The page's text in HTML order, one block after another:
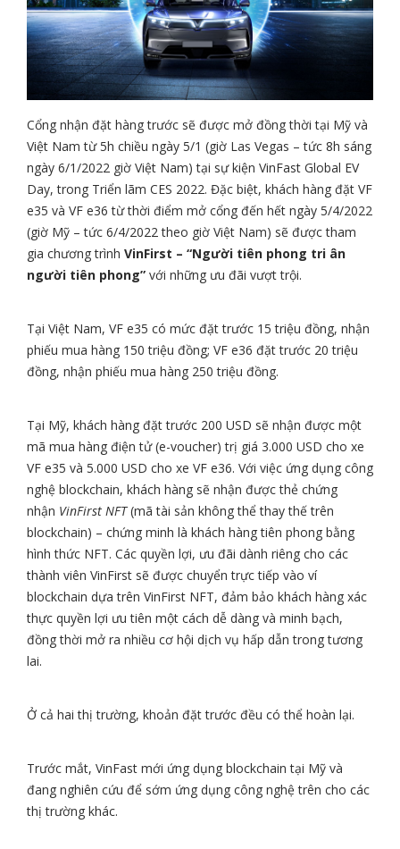
Cổng nhận đặt hàng trước sẽ được mở đồng thời tại Mỹ và
Việt Nam từ 5h chiều ngày 5/1 (giờ Las Vegas – tức 8h sáng
ngày 6/1/2022 giờ Việt Nam) tại sự kiện VinFast Global EV
Day, trong Triển lãm CES 2022. Đặc biệt, khách hàng đặt VF
e35 và VF e36 từ thời điểm mở cổng đến hết ngày 5/4/2022
(giờ Mỹ – tức 6/4/2022 theo giờ Việt Nam) sẽ được tham
gia chương trình VinFirst – “Người tiên phong tri ân
người tiên phong” với những ưu đãi vượt trội.
Tại Việt Nam, VF e35 có mức đặt trước 15 triệu đồng, nhận
phiếu mua hàng 150 triệu đồng; VF e36 đặt trước 20 triệu
đồng, nhận phiếu mua hàng 250 triệu đồng.
Tại Mỹ, khách hàng đặt trước 200 USD sẽ nhận được một
mã mua hàng điện tử (e-voucher) trị giá 3.000 USD cho xe
VF e35 và 5.000 USD cho xe VF e36. Với việc ứng dụng công
nghệ blockchain, khách hàng sẽ nhận được thẻ chứng
nhận VinFirst NFT(mã tài sản không thể thay thế trên
blockchain) – chứng minh là khách hàng tiên phong bằng
hình thức NFT. Các quyền lợi, ưu đãi dành riêng cho các
thành viên VinFirst sẽ được chuyển trực tiếp vào ví
blockchain dựa trên VinFirst NFT, đảm bảo khách hàng xác
thực quyền lợi ưu tiên một cách dễ dàng và minh bạch,
đồng thời mở ra nhiều cơ hội dịch vụ hấp dẫn trong tương
lai.
Ở cả hai thị trường, khoản đặt trước đều có thể hoàn lại.
Trước mắt, VinFast mới ứng dụng blockchain tại Mỹ và
đang nghiên cứu để sớm ứng dụng công nghệ trên cho các
thị trường khác.